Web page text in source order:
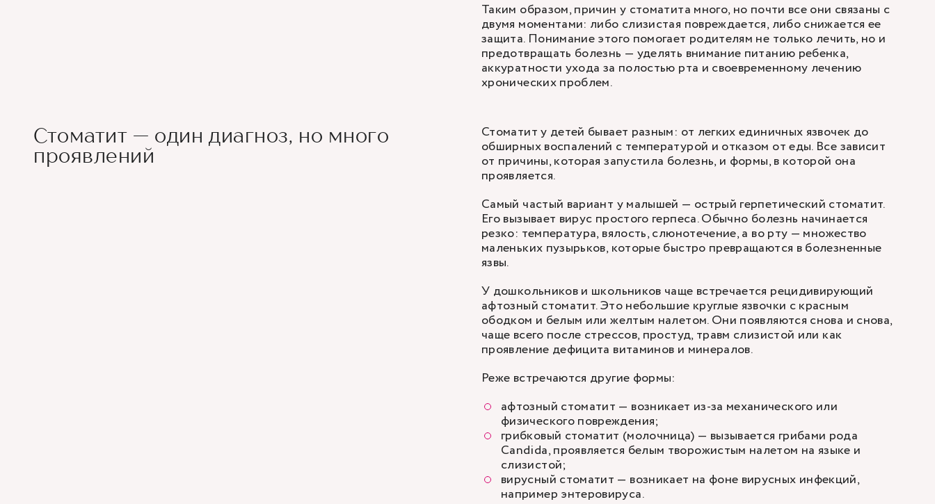
Таким образом, причин у стоматита много, но почти все они связаны с
двумя моментами: либо слизистая повреждается, либо снижается ее
защита. Понимание этого помогает родителям не только лечить, но и
предотвращать болезнь — уделять внимание питанию ребенка,
аккуратности ухода за полостью рта и своевременному лечению
хронических проблем.
Стоматит — один диагноз, но много
проявлений
Стоматит у детей бывает разным: от легких единичных язвочек до
обширных воспалений с температурой и отказом от еды. Все зависит
от причины, которая запустила болезнь, и формы, в которой она
проявляется.
Самый частый вариант у малышей — острый герпетический стоматит.
Его вызывает вирус простого герпеса. Обычно болезнь начинается
резко: температура, вялость, слюнотечение, а во рту — множество
маленьких пузырьков, которые быстро превращаются в болезненные
язвы.
У дошкольников и школьников чаще встречается рецидивирующий
афтозный стоматит. Это небольшие круглые язвочки с красным
ободком и белым или желтым налетом. Они появляются снова и снова,
чаще всего после стрессов, простуд, травм слизистой или как
проявление дефицита витаминов и минералов.
Реже встречаются другие формы:
афтозный стоматит — возникает из-за механического или
физического повреждения;
грибковый стоматит (молочница) — вызывается грибами рода
Candida, проявляется белым творожистым налетом на языке и
слизистой;
вирусный стоматит — возникает на фоне вирусных инфекций,
например энтеровируса.